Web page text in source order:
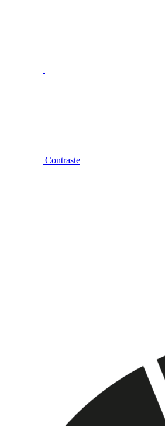
Contraste